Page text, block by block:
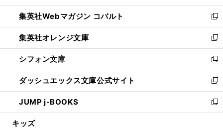
開
く
ウ
で
開
く
ン
ド
ウ
で
開
く
ウ
ィ
ン
ド
ウ
で
開
く
集英社Webマガジン コバルト
新
し
い
ウ
ィ
ン
ド
ウ
で
開
集英社オレンジ文庫
新
し
い
ウ
ィ
ン
ド
ウ
シフォン文庫
新
し
い
ウ
ィ
ン
ダッシュエックス文庫公式サイト
新
し
い
ウ
JUMP j-BOOKS
新
し
キッズ